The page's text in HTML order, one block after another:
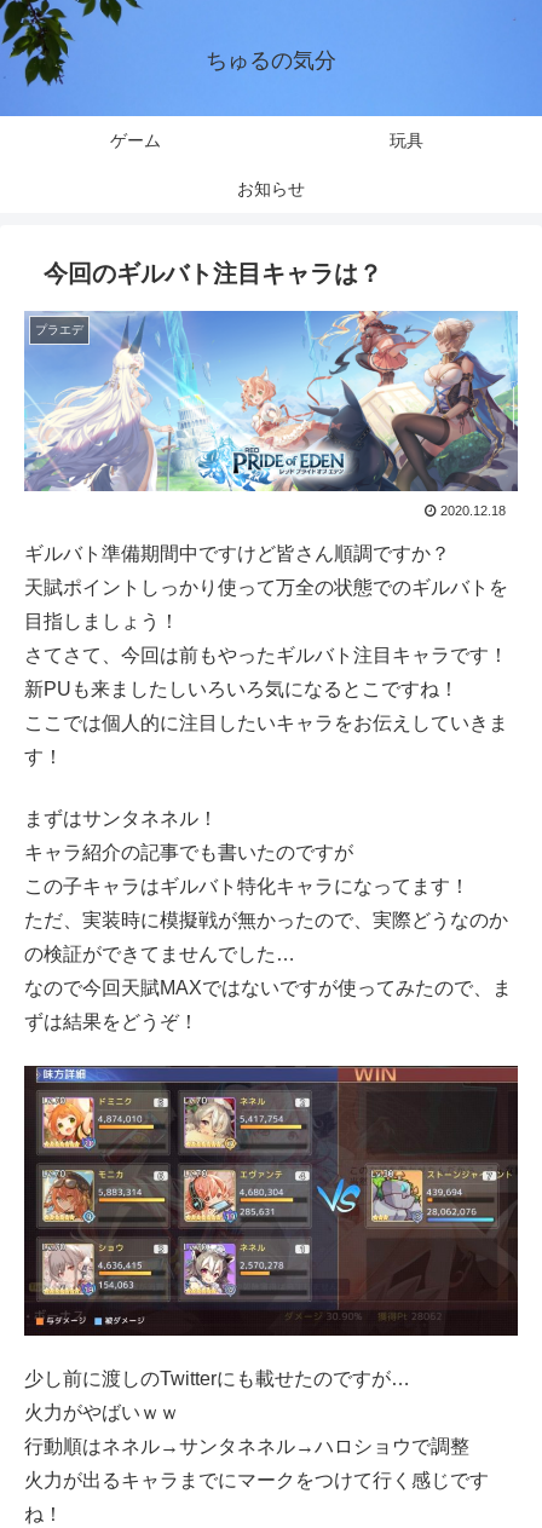
ちゅるの気分
ゲーム 玩具
お知らせ
今回のギルバト注目キャラは？
プラエデ
2020.12.18
ギルバト準備期間中ですけど皆さん順調ですか？
天賦ポイントしっかり使って万全の状態でのギルバトを
目指しましょう！
さてさて、今回は前もやったギルバト注目キャラです！
新PUも来ましたしいろいろ気になるとこですね！
ここでは個人的に注目したいキャラをお伝えしていきま
す！
まずはサンタネネル！
キャラ紹介の記事でも書いたのですが
この子キャラはギルバト特化キャラになってます！
ただ、実装時に模擬戦が無かったので、実際どうなのか
の検証ができてませんでした…
なので今回天賦MAXではないですが使ってみたので、ま
ずは結果をどうぞ！
少し前に渡しのTwitterにも載せたのですが…
火力がやばいｗｗ
行動順はネネル→サンタネネル→ハロショウで調整
火力が出るキャラまでにマークをつけて行く感じです
ね！